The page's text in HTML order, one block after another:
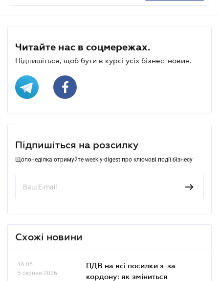
Читайте нас в соцмережах.
Підпишіться, щоб бути в курсі усіх бізнес-новин.
Підпишіться на розсилку
Щопонеділка отримуйте weekly-digest про ключові події бізнесу
Схожі новини
16.05
5 серпня 2026
ПДВ на всі посилки з-за
кордону: як зміниться